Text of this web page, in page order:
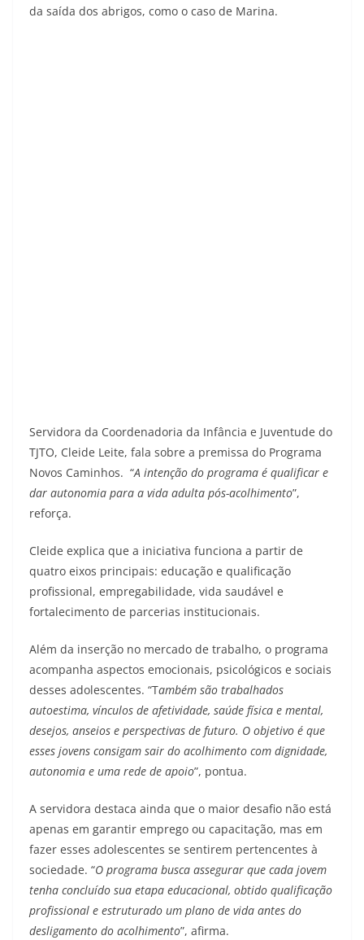
da saída dos abrigos, como o caso de Marina.
Servidora da Coordenadoria da Infância e Juventude do
TJTO, Cleide Leite, fala sobre a premissa do Programa
Novos Caminhos. “A intenção do programa é qualificar e
dar autonomia para a vida adulta pós-acolhimento”,
reforça.
Cleide explica que a iniciativa funciona a partir de
quatro eixos principais: educação e qualificação
profissional, empregabilidade, vida saudável e
fortalecimento de parcerias institucionais.
Além da inserção no mercado de trabalho, o programa
acompanha aspectos emocionais, psicológicos e sociais
desses adolescentes. “Também são trabalhados
autoestima, vínculos de afetividade, saúde física e mental,
desejos, anseios e perspectivas de futuro. O objetivo é que
esses jovens consigam sair do acolhimento com dignidade,
autonomia e uma rede de apoio”, pontua.
A servidora destaca ainda que o maior desafio não está
apenas em garantir emprego ou capacitação, mas em
fazer esses adolescentes se sentirem pertencentes à
sociedade. “O programa busca assegurar que cada jovem
tenha concluído sua etapa educacional, obtido qualificação
profissional e estruturado um plano de vida antes do
desligamento do acolhimento”, afirma.